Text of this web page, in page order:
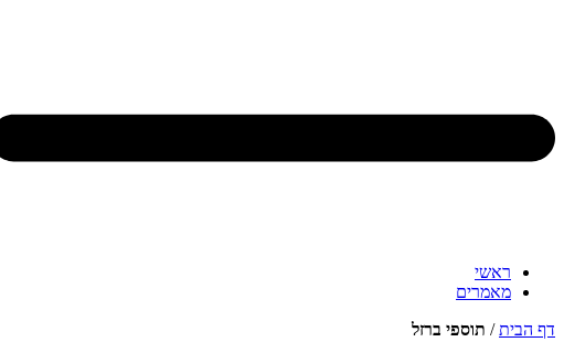
ראשי
מאמרים
דף הבית/ תוספי ברזל